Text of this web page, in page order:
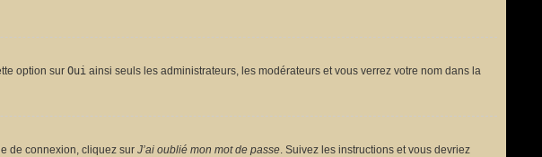
option sur Oui ainsi seuls les administrateurs, les modérateurs et vous verrez votre nom dans la
de connexion, cliquez sur J’ai oublié mon mot de passe. Suivez les instructions et vous devriez